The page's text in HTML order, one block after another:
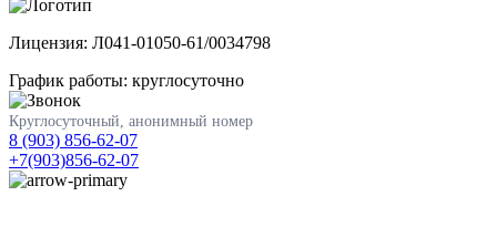
Лицензия: Л041-01050-61/0034798
График работы: круглосуточно
Круглосуточный, анонимный номер
8 (903) 856-62-07
+7(903)856-62-07